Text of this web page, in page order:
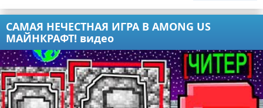
САМАЯ НЕЧЕСТНАЯ ИГРА В AMONG US
МАЙНКРАФТ! видео